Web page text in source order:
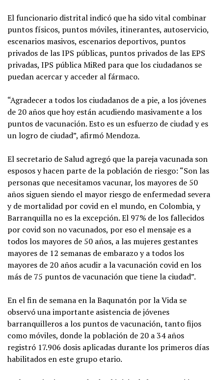
El funcionario distrital indicó que ha sido vital combinar
puntos físicos, puntos móviles, itinerantes, autoservicio,
escenarios masivos, escenarios deportivos, puntos
privados de las IPS públicas, puntos privados de las EPS
privadas, IPS pública MiRed para que los ciudadanos se
puedan acercar y acceder al fármaco.
“Agradecer a todos los ciudadanos de a pie, a los jóvenes
de 20 años que hoy están acudiendo masivamente a los
puntos de vacunación. Esto es un esfuerzo de ciudad y es
un logro de ciudad”, afirmó Mendoza.
El secretario de Salud agregó que la pareja vacunada son
esposos y hacen parte de la población de riesgo: “Son las
personas que necesitamos vacunar, los mayores de 50
años siguen siendo el mayor riesgo de enfermedad severa
y de mortalidad por covid en el mundo, en Colombia, y
Barranquilla no es la excepción. El 97% de los fallecidos
por covid son no vacunados, por eso el mensaje es a
todos los mayores de 50 años, a las mujeres gestantes
mayores de 12 semanas de embarazo y a todos los
mayores de 20 años acudir a la vacunación covid en los
más de 75 puntos de vacunación que tiene la ciudad”.
En el fin de semana en la Baqunatón por la Vida se
observó una importante asistencia de jóvenes
barranquilleros a los puntos de vacunación, tanto fijos
como móviles, donde la población de 20 a 34 años
registró 17.906 dosis aplicadas durante los primeros días
habilitados en este grupo etario.